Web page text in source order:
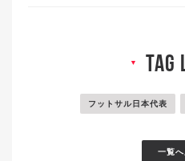
▼ tag
フットサル日本代表
一覧へ